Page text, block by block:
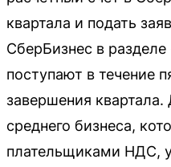
квартала и подать
СберБизнес в
поступают в течение
завершения
среднего бизнеса,
плательщиками НДС,